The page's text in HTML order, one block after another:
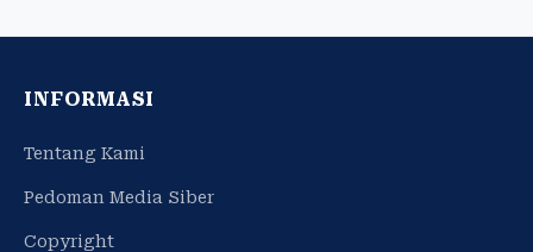
INFORMASI
Tentang Kami
Pedoman Media Siber
Copyright